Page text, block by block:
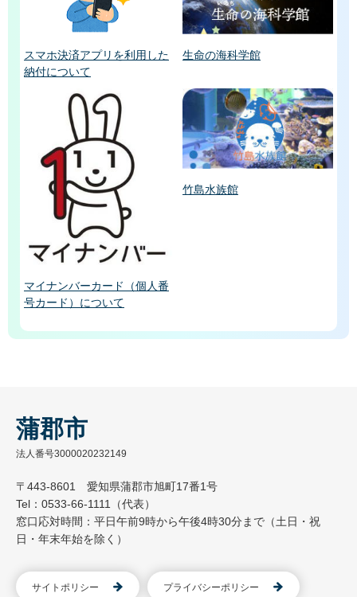
スマホ決済アプリを利用した
納付について
生命の海科学館
マイナンバーカード（個人番
号カード）について
竹島水族館
蒲郡市
法人番号3000020232149
〒443-8601 愛知県蒲郡市旭町17番1号
Tel：0533-66-1111（代表）
窓口応対時間：平日午前9時から午後4時30分まで（土日・祝
日・年末年始を除く）
サイトポリシー プライバシーポリシー